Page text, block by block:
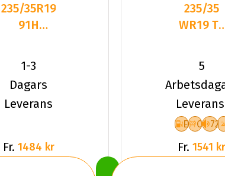
235/35R19
91H
SW-8 XL
Dubbat
2025
1-3
Dagars
Leverans
Fr. 1484 kr
235/35
WR19 TL
S954
5
E C 72
Fr. 1541 kr